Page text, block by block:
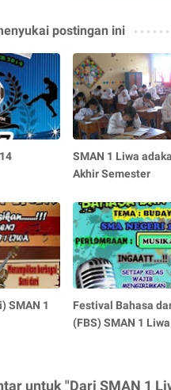
postingan ini
SMAN 1 Liwa
Akhir Semester
SMAN 1
Festival Bahasa
(FBS) SMAN 1
untuk "Dari SMAN 1